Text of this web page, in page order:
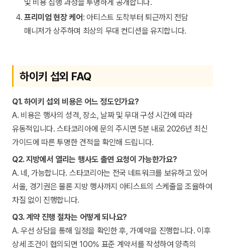
및 비용 집행 과정을 투명하게 공개합니다.
프리미엄 현장 케어: 아티스트 도착부터 퇴근까지 전담
매니저가 상주하며 최상의 무대 컨디션을 유지합니다.
하이키 섭외 FAQ
Q1. 하이키 섭외 비용은 어느 정도인가요?
A. 비용은 행사의 성격, 장소, 날짜 및 무대 구성 시간에 따라
유동적입니다. 스타코리아에 문의 주시면 5분 내로 2026년 최신
가이드에 따른 투명한 견적을 확인해 드립니다.
Q2. 지방에서 열리는 행사도 출연 요청이 가능한가요?
A. 네, 가능합니다. 스타코리아는 전국 네트워크를 보유하고 있어
서울, 경기권은 물론 지방 행사까지 아티스트의 스케줄을 조율하여
차질 없이 진행합니다.
Q3. 계약 진행 절차는 어떻게 되나요?
A. 우선 상담을 통해 일정을 확인한 후, 가예약을 진행합니다. 이후
상세 조건이 협의되면 100% 표준 계약서를 작성하여 양측의